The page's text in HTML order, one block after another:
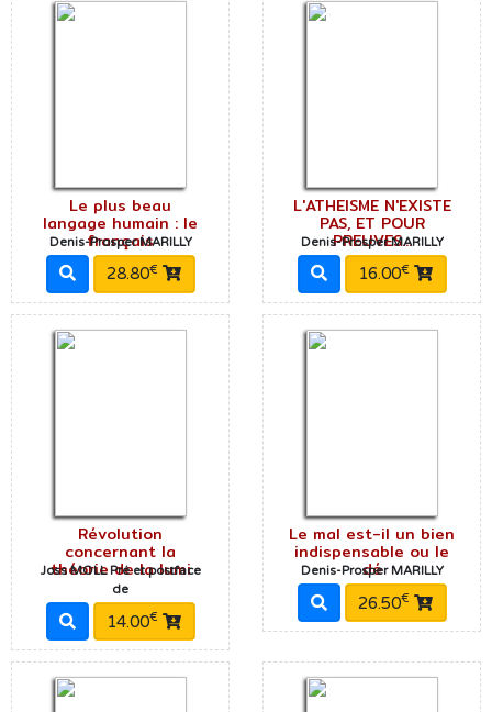
Le plus beau
langage humain : le
français
Denis-Prosper MARILLY
28.80€
L'ATHEISME N'EXISTE
PAS, ET POUR
PREUVES...
Denis-Prosper MARILLY
16.00€
Révolution
concernant la
théorie de la lumi
Joss MOLL Pré et postface
de
14.00€
Le mal est-il un bien
indispensable ou le
dé
Denis-Prosper MARILLY
26.50€